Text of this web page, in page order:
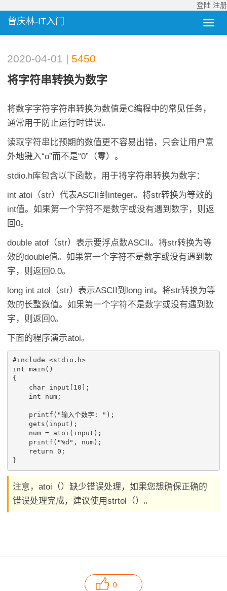
登陆 注册
曾庆林-IT入门
2020-04-01 | 5450
将字符串转换为数字
将数字字符字符串转换为数值是C编程中的常见任务，
通常用于防止运行时错误。
读取字符串比预期的数值更不容易出错，只会让用户意
外地键入“o”而不是“0”（零）。
stdio.h库包含以下函数，用于将字符串转换为数字：
int atoi（str）代表ASCII到integer。将str转换为等效的
int值。如果第一个字符不是数字或没有遇到数字，则返
回0。
double atof（str）表示要浮点数ASCII。将str转换为等
效的double值。如果第一个字符不是数字或没有遇到数
字，则返回0.0。
long int atol（str）表示ASCII到long int。将str转换为等
效的长整数值。如果第一个字符不是数字或没有遇到数
字，则返回0。
下面的程序演示atoi。
#include <stdio.h>
int main()
{
    char input[10];
    int num;
    printf("输入个数字: ");
    gets(input);
    num = atoi(input);
    printf("%d", num);
    return 0;
注意，atoi（）缺少错误处理，如果您想确保正确的
错误处理完成，建议使用strtol（）。
0